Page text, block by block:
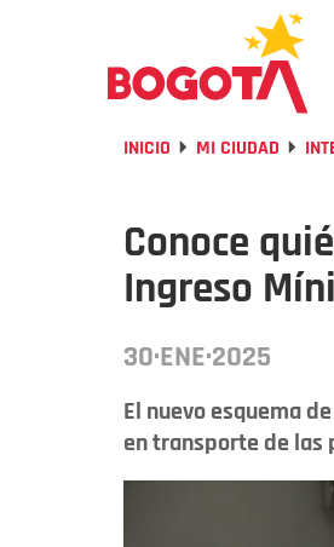
INICIO MI CIUDAD
Conoce
Ingreso
30·ENE·2025
El nuevo esquema
en transporte de las